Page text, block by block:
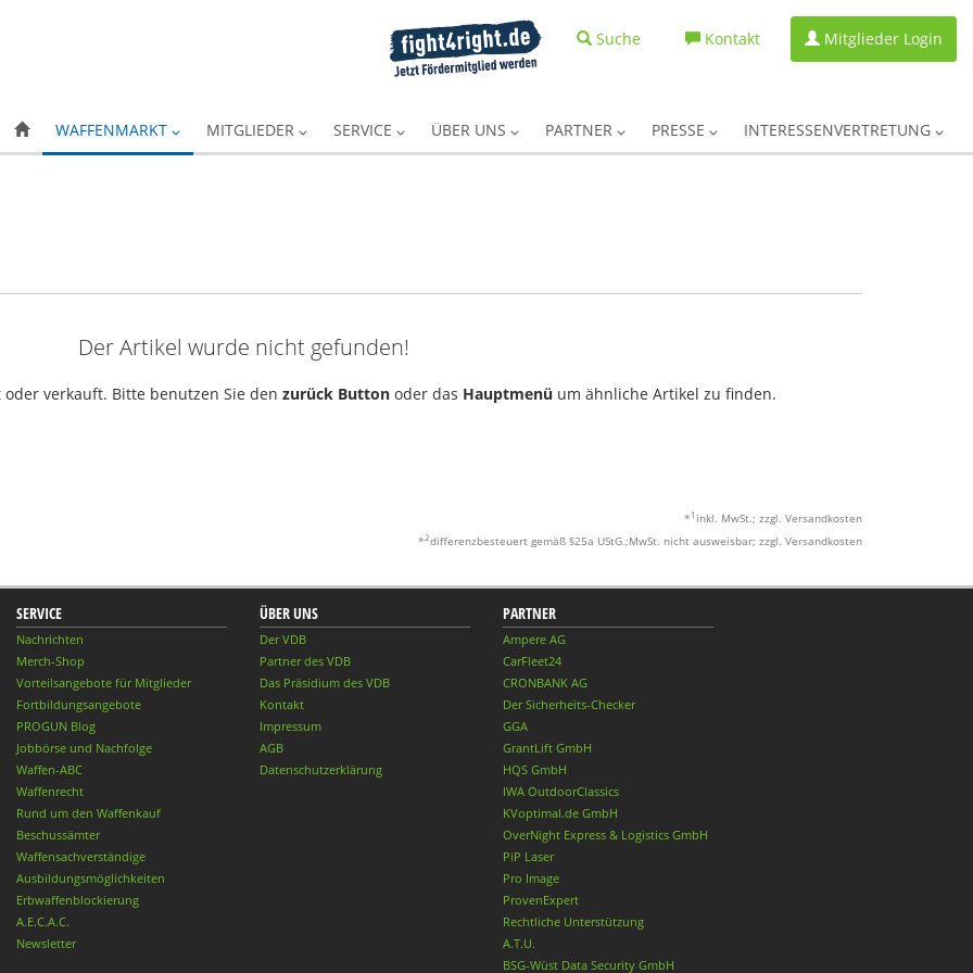
Suche Kontakt Mitglieder Login
WAFFENMARKT MITGLIEDER SERVICE ÜBER UNS PARTNER PRESSE INTERESSENVERTRETUNG
Der Artikel wurde nicht gefunden!
verkauft. Bitte benutzen Sie den zurück Button oder das Hauptmenü um ähnliche Artikel zu finden.
* 1 inkl. MwSt.; zzgl. Versandkosten
*2differenzbesteuert gemäß §25a UStG.;MwSt. nicht ausweisbar; zzgl. Versandkosten
SERVICE
Nachrichten
Merch-Shop
Vorteilsangebote für Mitglieder
Fortbildungsangebote
PROGUN Blog
Jobbörse und Nachfolge
Waffen-ABC
Waffenrecht
Rund um den Waffenkauf
Beschussämter
Waffensachverständige
Ausbildungsmöglichkeiten
Erbwaffenblockierung
A.E.C.A.C.
Newsletter
ÜBER UNS
Der VDB
Partner des VDB
Das Präsidium des VDB
Kontakt
Impressum
AGB
Datenschutzerklärung
PARTNER
Ampere AG
CarFleet24
CRONBANK AG
Der Sicherheits-Checker
GGA
GrantLift GmbH
HQS GmbH
IWA OutdoorClassics
KVoptimal.de GmbH
OverNight Express & Logistics GmbH
PiP Laser
Pro Image
ProvenExpert
Rechtliche Unterstützung
A.T.U.
BSG-Wüst Data Security GmbH